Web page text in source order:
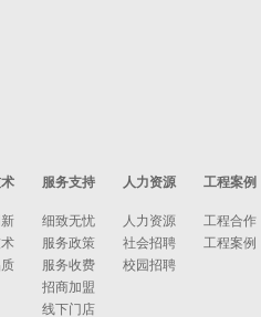
服务支持
细致无忧
服务政策
服务收费
招商加盟
线下门店
人力资源
人力资源
社会招聘
校园招聘
工程案例
工程合作
工程案例